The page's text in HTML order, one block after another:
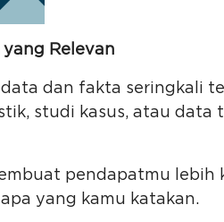
Relevan
dan fakta seringkali
studi kasus, atau data
pendapatmu lebih
yang kamu katakan.